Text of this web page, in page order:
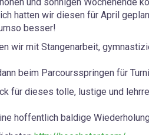
hatten wir diesen für April
besser!
wir mit Stangenarbeit,
beim Parcoursspringen für
für dieses tolle, lustige und
hoffentlich baldige